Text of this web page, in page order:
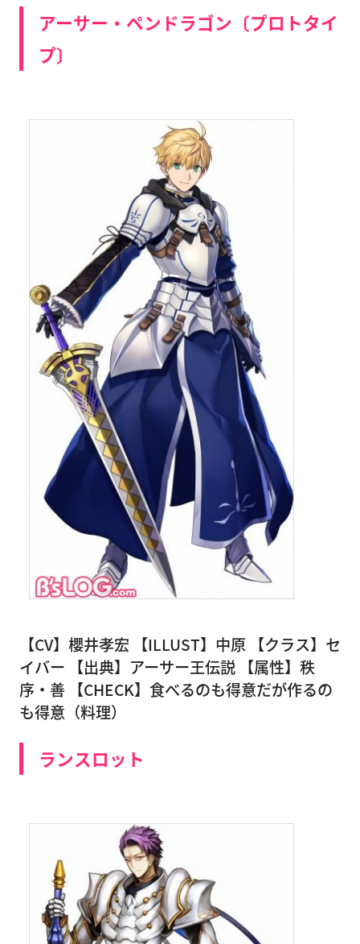
アーサー・ペンドラゴン 〔プロトタイ
プ〕
【CV】櫻井孝宏 【ILLUST】中原 【クラス】セ
イバー 【出典】アーサー王伝説 【属性】秩
序・善 【CHECK】食べるのも得意だが作るの
も得意（料理）
ランスロット